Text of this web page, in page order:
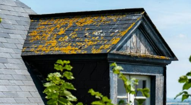
I WANT IN
I've read and accept thePrivacy Policy.